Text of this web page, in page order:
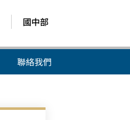
國中部
聯絡我們